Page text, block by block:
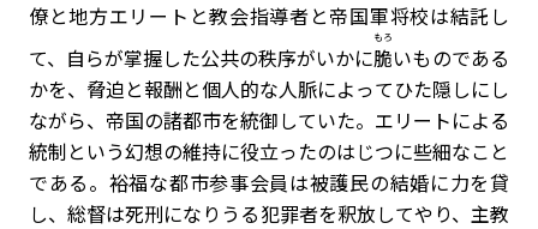
僚と地方エリートと教会指導者と帝国軍将校は結託し
て、自らが掌握した公共の秩序がいかに脆
もろ
いものである
かを、脅迫と報酬と個人的な人脈によってひた隠しにし
ながら、帝国の諸都市を統御していた。エリートによる
統制という幻想の維持に役立ったのはじつに些細なこと
である。裕福な都市参事会員は被護民の結婚に力を貸
し、総督は死刑になりうる犯罪者を釈放してやり、主教